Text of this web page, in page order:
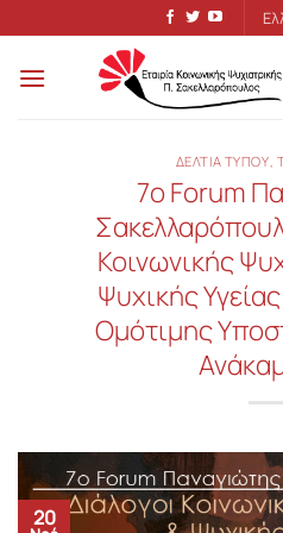
στο
περιεχόμενο
ΔΕΛΤΙΑ ΤΥΠΟΥ,
7ο Forum
Κοινωνικής
Ψυχικής
Ομότιμης
20